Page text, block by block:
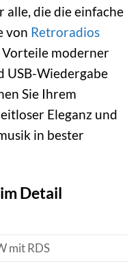
alle, die die einfache
von Retroradios
Vorteile moderner
USB-Wiedergabe
Sie Ihrem
Eleganz und
in bester
Detail
mit RDS